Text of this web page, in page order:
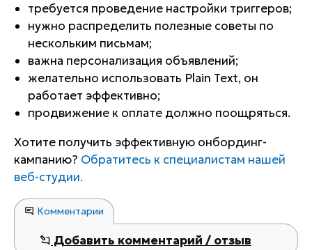
требуется проведение настройки триггеров;
нужно распределить полезные советы по
нескольким письмам;
важна персонализация объявлений;
желательно использовать Plain Text, он
работает эффективно;
продвижение к оплате должно поощряться.
Хотите получить эффективную онбординг-
кампанию? Обратитесь к специалистам нашей
веб-студии.
Комментарии
Добавить комментарий / отзыв